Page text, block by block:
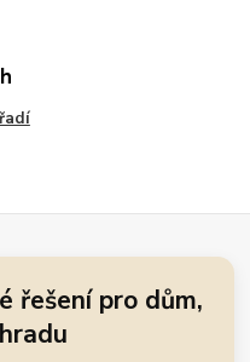
řešení pro dům,